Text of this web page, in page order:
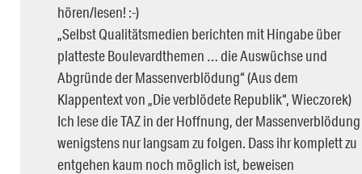
hören/lesen! :-)
„Selbst Qualitätsmedien berichten mit Hingabe über
platteste Boulevardthemen … die Auswüchse und
Abgründe der Massenverblödung“ (Aus dem
Klappentext von „Die verblödete Republik“, Wieczorek)
Ich lese die TAZ in der Hoffnung, der Massenverblödung
wenigstens nur langsam zu folgen. Dass ihr komplett zu
entgehen kaum noch möglich ist, beweisen